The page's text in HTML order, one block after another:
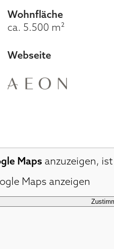
Wohnfläche
ca. 5.500 m²
Webseite
Maps anzuzeigen,
Maps anzeigen